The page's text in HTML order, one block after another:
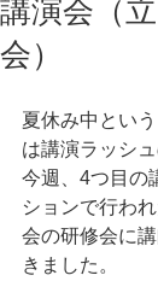
講演会（
会）
夏休み中とい
は講演ラッシュ
今週、4つ目の
ションで行わ
会の研修会に
きました。